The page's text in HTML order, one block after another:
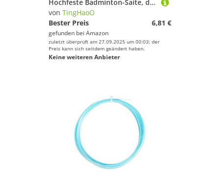
Hochfeste Badminton-Saite, dick, professionelle Trainingssaiten für Trainingswettbewerbe und Freizeitspiele, Badmintonschläger-Saiten
von TingHaoO
Bester Preis
6,81 €
gefunden bei Amazon
zuletzt überprüft am 27.09.2025 um 00:03; der
Preis kann sich seitdem geändert haben.
Keine weiteren Anbieter